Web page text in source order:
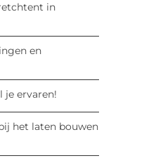
in
en
je ervaren!
het laten bouwen